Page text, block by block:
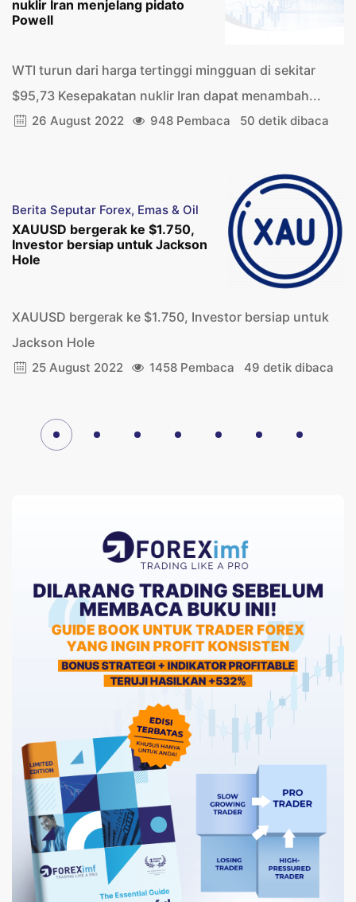
nuklir Iran menjelang pidato
Powell
WTI turun dari harga tertinggi mingguan di sekitar
$95,73 Kesepakatan nuklir Iran dapat menambah...
26 August 2022 948 Pembaca 50 detik dibaca
Berita Seputar Forex, Emas & Oil
XAUUSD bergerak ke $1.750,
Investor bersiap untuk Jackson
Hole
XAUUSD bergerak ke $1.750, Investor bersiap untuk
Jackson Hole
25 August 2022 1458 Pembaca 49 detik dibaca